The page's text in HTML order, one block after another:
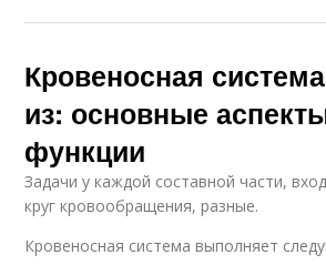
Кровеносная
из: основные
функции
Задачи у каждой составной части,
круг кровообращения, разные.
Кровеносная система выполняет